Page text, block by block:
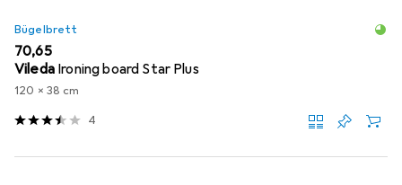
Bügelbrett
EUR
70,65
Vileda Ironing board Star Plus
120 x 38 cm
4